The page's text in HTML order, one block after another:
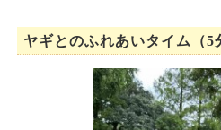
ヤギとのふれあいタイム（5